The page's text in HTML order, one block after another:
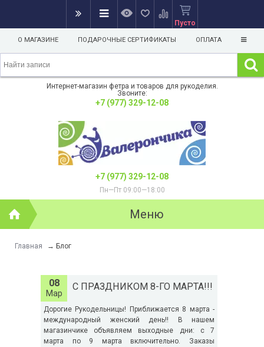
Пусто
О МАГАЗИНЕ ПОДАРОЧНЫЕ СЕРТИФИКАТЫ ОПЛАТА
Интернет-магазин фетра и товаров для рукоделия.
Звоните:
+7 (977) 329-12-08
+7 (977) 329-12-08
Пн—Пт 09:00—18:00
Меню
Главная → Блог
08
Мар
C ПРАЗДНИКОМ 8-ГО МАРТА!!!
Дорогие Рукодельницы! Приближается 8 марта -
международный женский день!! В нашем
магазинчике объявляем выходные дни: с 7
марта по 9 марта включительно. Заказы